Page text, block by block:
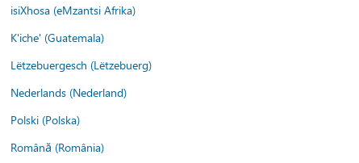
isiXhosa (eMzantsi Afrika)
K'iche' (Guatemala)
Lëtzebuergesch (Lëtzebuerg)
Nederlands (Nederland)
Polski (Polska)
Română (România)